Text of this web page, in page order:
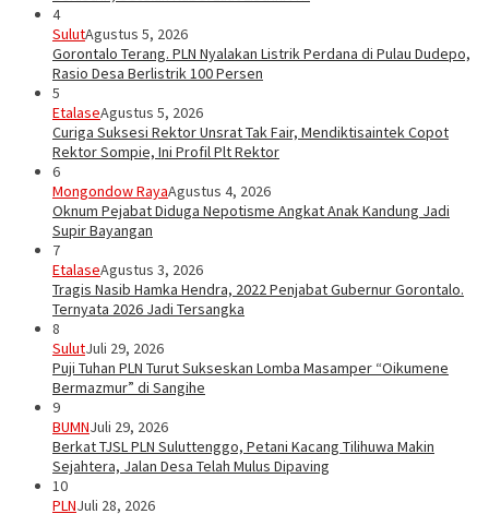
4
SulutAgustus 5, 2026
Gorontalo Terang. PLN Nyalakan Listrik Perdana di Pulau Dudepo,
Rasio Desa Berlistrik 100 Persen
5
EtalaseAgustus 5, 2026
Curiga Suksesi Rektor Unsrat Tak Fair, Mendiktisaintek Copot
Rektor Sompie, Ini Profil Plt Rektor
6
Mongondow RayaAgustus 4, 2026
Oknum Pejabat Diduga Nepotisme Angkat Anak Kandung Jadi
Supir Bayangan
7
EtalaseAgustus 3, 2026
Tragis Nasib Hamka Hendra, 2022 Penjabat Gubernur Gorontalo.
Ternyata 2026 Jadi Tersangka
8
SulutJuli 29, 2026
Puji Tuhan PLN Turut Sukseskan Lomba Masamper “Oikumene
Bermazmur” di Sangihe
9
BUMNJuli 29, 2026
Berkat TJSL PLN Suluttenggo, Petani Kacang Tilihuwa Makin
Sejahtera, Jalan Desa Telah Mulus Dipaving
10
PLNJuli 28, 2026